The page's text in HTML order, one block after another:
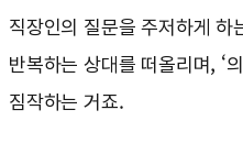
직장인의 질문을 주저하게 하
반복하는 상대를 떠올리며, ‘
짐작하는 거죠.